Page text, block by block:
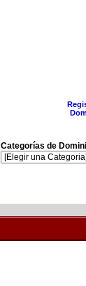
Categorías de